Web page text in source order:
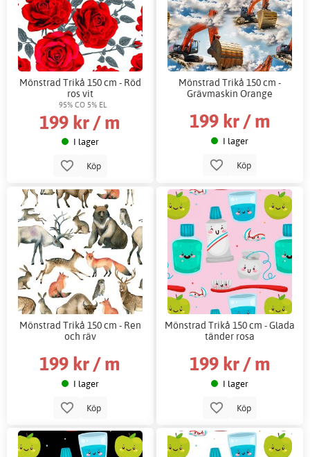
Mönstrad Trikå 150 cm - Röd
ros vit
95% CO 5% EL
199 kr / m
I lager
Köp
Mönstrad Trikå 150 cm -
Grävmaskin Orange
199 kr / m
I lager
Köp
Mönstrad Trikå 150 cm - Ren
och räv
199 kr / m
I lager
Köp
Mönstrad Trikå 150 cm - Glada
tänder rosa
199 kr / m
I lager
Köp